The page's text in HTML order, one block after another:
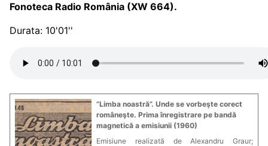
Fonoteca Radio România (XW 664).
Durata: 10'01''
”Limba noastră”. Unde se vorbeşte corect
româneşte. Prima înregistrare pe bandă
magnetică a emisiunii (1960)
Emisiune realizată de Alexandru Graur;